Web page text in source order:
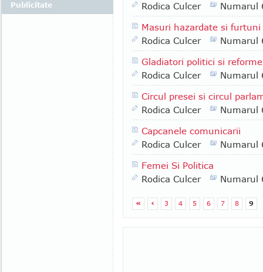
Rodica Culcer
Numarul
Masuri hazardate si
Rodica Culcer
Numarul
Gladiatori politici si
Rodica Culcer
Numarul
Circul presei si circul
Rodica Culcer
Numarul
Capcanele comunicarii
Rodica Culcer
Numarul
Femei Si Politica
Rodica Culcer
Numarul
« ‹ 3 4 5 6 7 8 9
Publicitate